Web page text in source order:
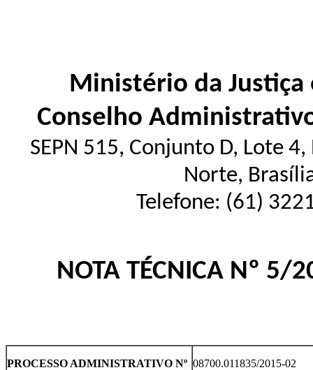
Ministério da Justiça
Conselho
SEPN 515, Conjunto D, Lote
Norte,
Telefone: (61)
NOTA TÉCNICA Nº 5/
PROCESSO ADMINISTRATIVO Nº 08700.011835/2015-02